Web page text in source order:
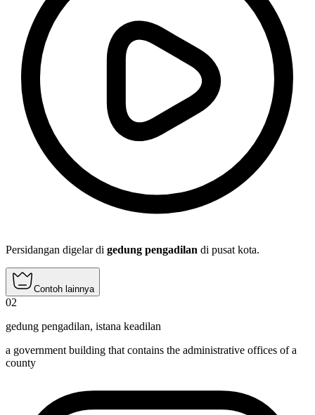
Persidangan digelar di gedung pengadilan di pusat kota.
Contoh lainnya
02
gedung pengadilan, istana keadilan
a government building that contains the administrative offices of a
county